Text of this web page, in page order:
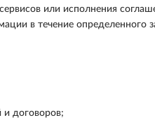
или исполнения
в течение определенного
и договоров;